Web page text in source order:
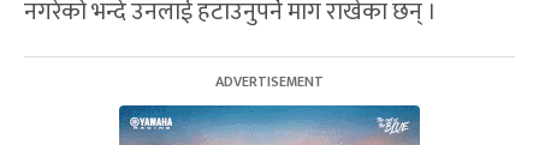
नगरेको भन्दे उनलाई हटाउनुपर्ने माग राखेका छन् ।